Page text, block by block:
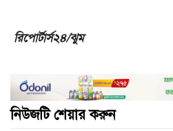
রিপোর্টার্স২৪/ঝুম
নিউজটি শেয়ার করুন